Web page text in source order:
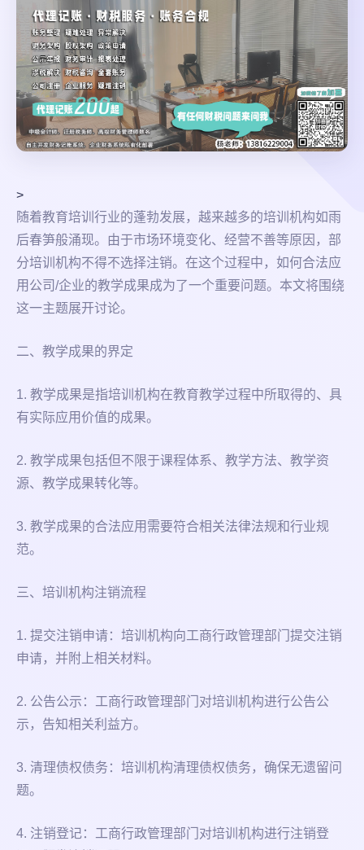
>
随着教育培训行业的蓬勃发展，越来越多的培训机构如雨
后春笋般涌现。由于市场环境变化、经营不善等原因，部
分培训机构不得不选择注销。在这个过程中，如何合法应
用公司/企业的教学成果成为了一个重要问题。本文将围绕
这一主题展开讨论。
二、教学成果的界定
1. 教学成果是指培训机构在教育教学过程中所取得的、具
有实际应用价值的成果。
2. 教学成果包括但不限于课程体系、教学方法、教学资
源、教学成果转化等。
3. 教学成果的合法应用需要符合相关法律法规和行业规
范。
三、培训机构注销流程
1. 提交注销申请：培训机构向工商行政管理部门提交注销
申请，并附上相关材料。
2. 公告公示：工商行政管理部门对培训机构进行公告公
示，告知相关利益方。
3. 清理债权债务：培训机构清理债权债务，确保无遗留问
题。
4. 注销登记：工商行政管理部门对培训机构进行注销登